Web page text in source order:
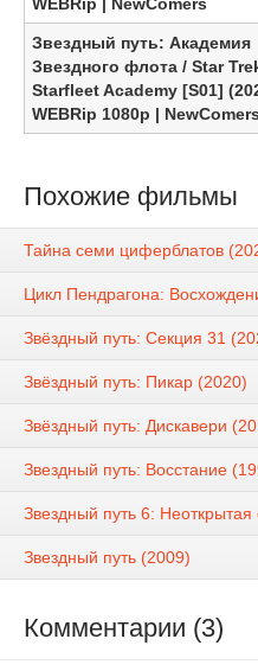
Звездный путь: Академия
Звездного флота / Star
Starfleet Academy [S01]
WEBRip 1080p | NewComers
Похожие фильмы
Тайна семи циферблатов
Цикл Пендрагона:
Звёздный путь: Секция 31
Звёздный путь: Пикар (2020)
Звёздный путь: Дискавери
Звездный путь: Восстание
Звездный путь 6: Неоткрытая
Звездный путь (2009)
Комментарии (3)